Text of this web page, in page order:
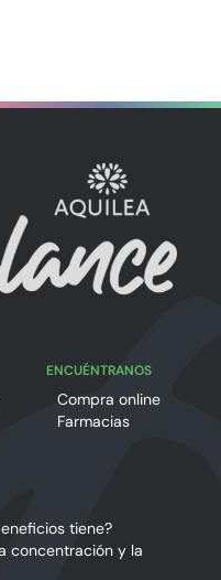
ENCUÉNTRANOS
Compra online
Farmacias
tiene?
concentración y la